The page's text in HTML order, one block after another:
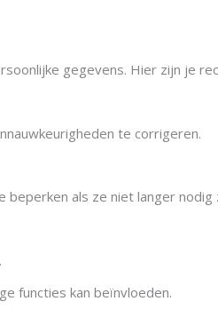
gegevens. Hier zijn je
te corrigeren.
als ze niet langer
functies kan beïnvloeden.